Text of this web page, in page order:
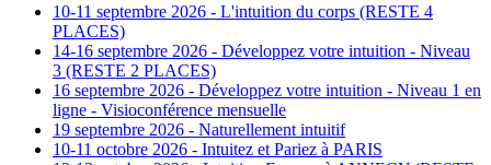
10-11 septembre 2026 - L'intuition du corps (RESTE 4
PLACES)
14-16 septembre 2026 - Développez votre intuition - Niveau
3 (RESTE 2 PLACES)
16 septembre 2026 - Développez votre intuition - Niveau 1 en
ligne - Visioconférence mensuelle
19 septembre 2026 - Naturellement intuitif
10-11 octobre 2026 - Intuitez et Pariez à PARIS